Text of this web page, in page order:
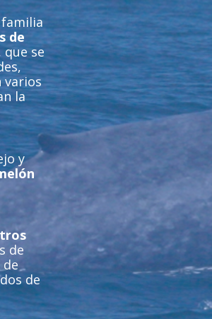
familia
de
se
varios
la
y
de
de
de